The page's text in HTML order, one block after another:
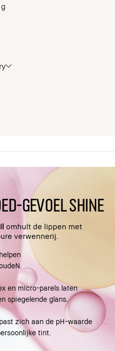
GEVOEL SHINE
omhult de lippen met
verwennerij.
en micro-parels laten
spiegelende glans.
zich aan de pH-waarde
tint.